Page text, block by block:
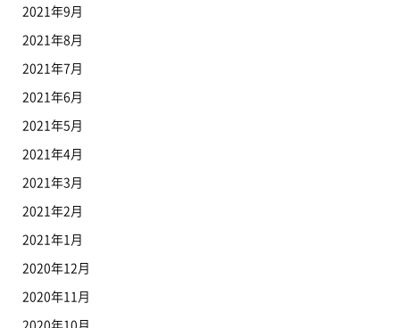
2021年9月
2021年8月
2021年7月
2021年6月
2021年5月
2021年4月
2021年3月
2021年2月
2021年1月
2020年12月
2020年11月
2020年10月